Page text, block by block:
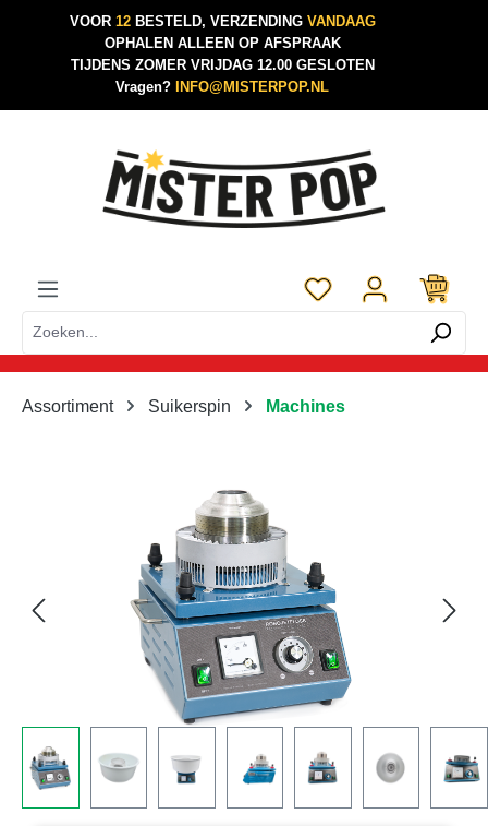
Ga naar de hoofdinhoud
VOOR 12 BESTELD, VERZENDING VANDAAG
OPHALEN ALLEEN OP AFSPRAAK
TIJDENS ZOMER VRIJDAG 12.00 GESLOTEN
Vragen?
INFO@MISTERPOP.NL
Je hebt 0 items op
Assortiment Suikerspin Machines
Afbeeldingengalerij overslaan